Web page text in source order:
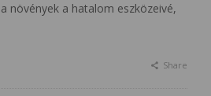
növények a hatalom eszközeivé,
Share